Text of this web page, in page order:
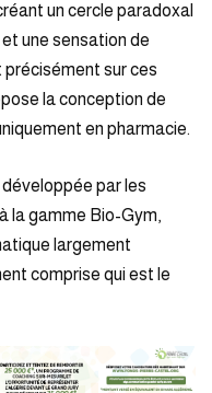
un cercle paradoxal
une sensation de
sur ces
la conception de
en pharmacie.
par les
la gamme Bio-Gym,
largement
comprise qui est le